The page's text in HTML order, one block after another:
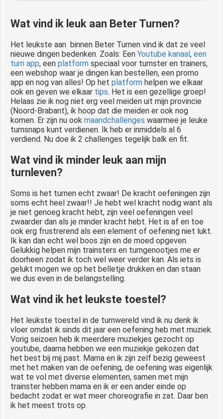
Wat vind ik leuk aan Beter Turnen?
Het leukste aan binnen Beter Turnen vind ik dat ze veel
nieuwe dingen bedenken. Zoals: Een Youtube kanaal, een
turn app, een platform speciaal voor turnster en trainers,
een webshop waar je dingen kan bestellen, een promo
app en nog van alles! Op het platform helpen we elkaar
ook en geven we elkaar tips. Het is een gezellige groep!
Helaas zie ik nog niet erg veel meiden uit mijn provincie
(Noord-Brabant), ik hoop dat die meiden er ook nog
komen. Er zijn nu ook maandchallenges waarmee je leuke
turnsnaps kunt verdienen. Ik heb er inmiddels al 6
verdiend. Nu doe ik 2 challenges tegelijk balk en fit.
Wat vind ik minder leuk aan mijn
turnleven?
Soms is het turnen echt zwaar! De kracht oefeningen zijn
soms echt heel zwaar!! Je hebt wel kracht nodig want als
je niet genoeg kracht hebt, zijn veel oefeningen veel
zwaarder dan als je minder kracht hebt. Het is af en toe
ook erg frustrerend als een element of oefening niet lukt.
Ik kan dan echt wel boos zijn en de moed opgeven.
Gelukkig helpen mijn trainsters en turngenootjes me er
doorheen zodat ik toch wel weer verder kan. Als iets is
gelukt mogen we op het belletje drukken en dan staan
we dus even in de belangstelling.
Wat vind ik het leukste toestel?
Het leukste toestel in de turnwereld vind ik nu denk ik
vloer omdat ik sinds dit jaar een oefening heb met muziek.
Vorig seizoen heb ik meerdere muziekjes gezocht op
youtube, daarna hebben we een muziekje gekozen dat
het best bij mij past. Mama en ik zijn zelf bezig geweest
met het maken van de oefening, de oefening was eigenlijk
wat te vol met diverse elementen, samen met mijn
trainster hebben mama en ik er een ander einde op
bedacht zodat er wat meer choreografie in zat. Daar ben
ik het meest trots op.